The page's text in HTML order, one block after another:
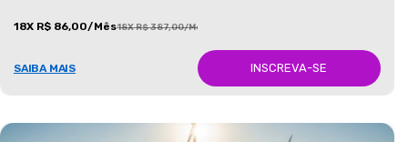
18X R$ 86,00/Mês18X R$ 387,00/Mês
SAIBA MAIS INSCREVA-SE